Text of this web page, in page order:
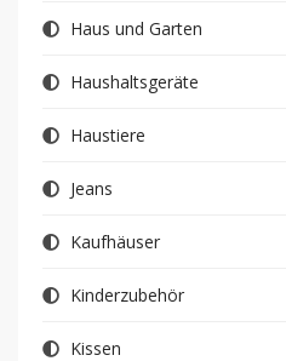
Haus und Garten
Haushaltsgeräte
Haustiere
Jeans
Kaufhäuser
Kinderzubehör
Kissen